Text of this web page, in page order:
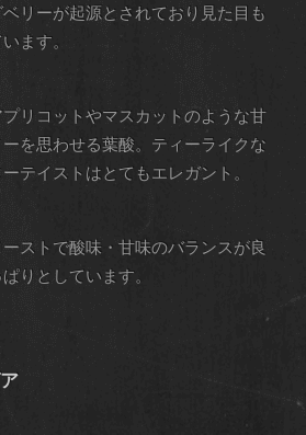
リーが起源とされており見た目も
ます。
リコットやマスカットのような甘
を思わせる葉酸。ティーライクな
テイストはとてもエレガント。
ストで酸味・甘味のバランスが良
りとしています。